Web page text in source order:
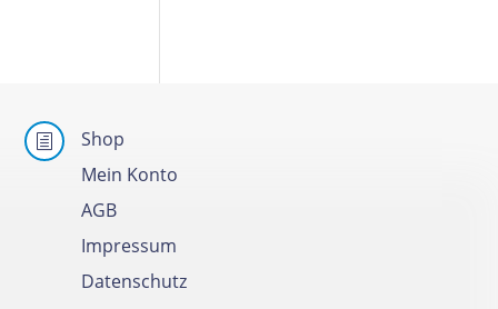
h
Shop
Mein Konto
AGB
Impressum
Datenschutz